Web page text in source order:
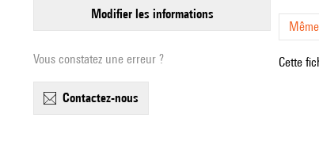
modifier les informations
Vous constatez une erreur ?
contactez-nous
Cette